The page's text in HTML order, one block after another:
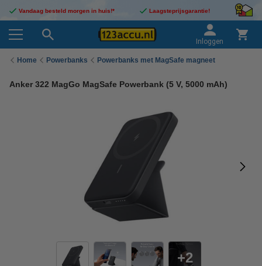
Vandaag besteld morgen in huis!* Laagsteprijsgarantie!
Inloggen
Home Powerbanks Powerbanks met MagSafe magneet
Anker 322 MagGo MagSafe Powerbank (5 V, 5000 mAh)
2